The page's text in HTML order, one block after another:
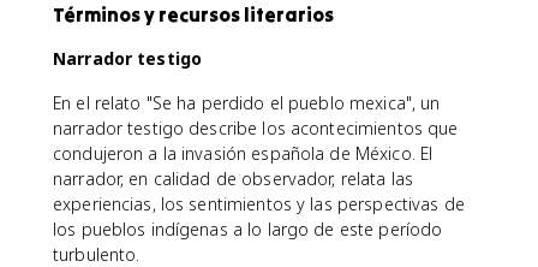
Términos y recursos literarios
Narrador testigo
En el relato "Se ha perdido el pueblo mexica", un
narrador testigo describe los acontecimientos que
condujeron a la invasión española de México. El
narrador, en calidad de observador, relata las
experiencias, los sentimientos y las perspectivas de
los pueblos indígenas a lo largo de este período
turbulento.